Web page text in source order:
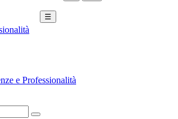
☰
e Professionalità